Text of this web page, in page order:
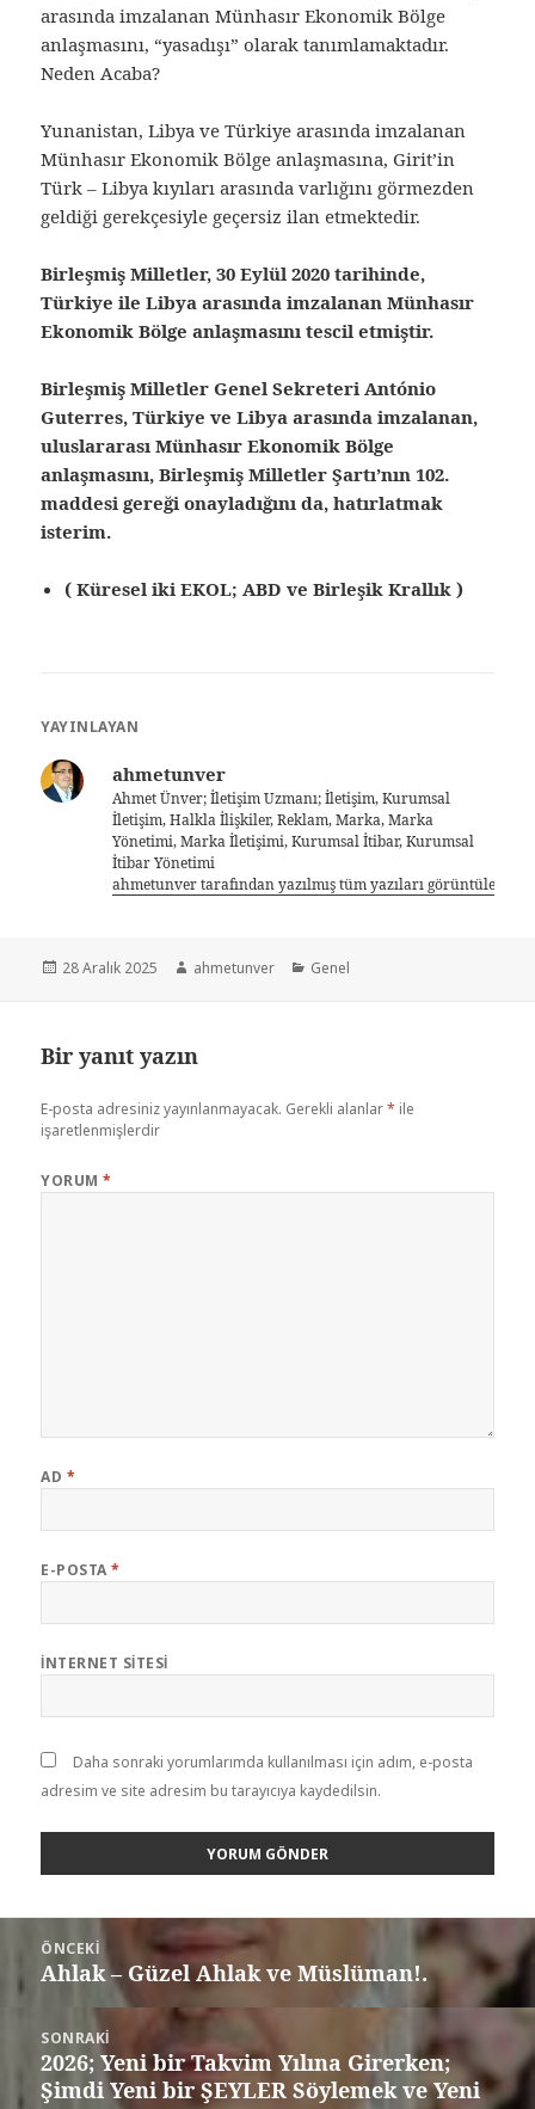
arasında imzalanan Münhasır Ekonomik Bölge
anlaşmasını, “yasadışı” olarak tanımlamaktadır.
Neden Acaba?
Yunanistan, Libya ve Türkiye arasında imzalanan
Münhasır Ekonomik Bölge anlaşmasına, Girit’in
Türk – Libya kıyıları arasında varlığını görmezden
geldiği gerekçesiyle geçersiz ilan etmektedir.
Birleşmiş Milletler, 30 Eylül 2020 tarihinde,
Türkiye ile Libya arasında imzalanan Münhasır
Ekonomik Bölge anlaşmasını tescil etmiştir.
Birleşmiş Milletler Genel Sekreteri António
Guterres, Türkiye ve Libya arasında imzalanan,
uluslararası Münhasır Ekonomik Bölge
anlaşmasını, Birleşmiş Milletler Şartı’nın 102.
maddesi gereği onayladığını da, hatırlatmak
isterim.
( Küresel iki EKOL; ABD ve Birleşik Krallık )
YAYINLAYAN
ahmetunver
Ahmet Ünver; İletişim Uzmanı; İletişim, Kurumsal
İletişim, Halkla İlişkiler, Reklam, Marka, Marka
Yönetimi, Marka İletişimi, Kurumsal İtibar, Kurumsal
İtibar Yönetimi
ahmetunver tarafından yazılmış tüm yazıları görüntüle
28 Aralık 2025 ahmetunver Genel
Bir yanıt yazın
E-posta adresiniz yayınlanmayacak. Gerekli alanlar* ile
işaretlenmişlerdir
YORUM*
AD *
E-POSTA*
İNTERNET SITESI
Daha sonraki yorumlarımda kullanılması için adım, e-posta
adresim ve site adresim bu tarayıcıya kaydedilsin.
ÖNCEKI
Ahlak – Güzel Ahlak ve Müslüman!.
SONRAKI
2026; Yeni bir Takvim Yılına Girerken;
Şimdi Yeni bir ŞEYLER Söylemek ve Yeni